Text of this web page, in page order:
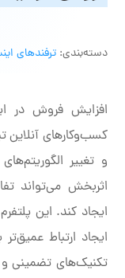
دسته‌بندی:ترفندهای
افزایش فروش در
کسب‌وکارهای آنلاین
و تغییر
اثربخش می‌تواند
ایجاد کند. این
ایجاد ارتباط
تکنیک‌های تضمینی و